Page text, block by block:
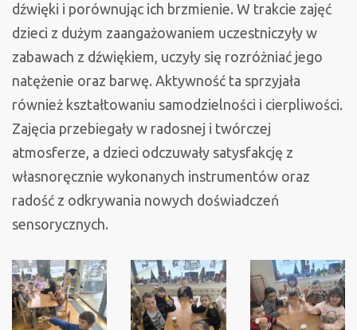
dźwięki i porównując ich brzmienie. W trakcie zajęć
dzieci z dużym zaangażowaniem uczestniczyły w
zabawach z dźwiękiem, uczyły się rozróżniać jego
natężenie oraz barwę. Aktywność ta sprzyjała
również kształtowaniu samodzielności i cierpliwości.
Zajęcia przebiegały w radosnej i twórczej
atmosferze, a dzieci odczuwały satysfakcję z
własnoręcznie wykonanych instrumentów oraz
radość z odkrywania nowych doświadczeń
sensorycznych.